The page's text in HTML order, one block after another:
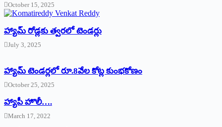
October 15, 2025
హ్యామ్‌ రోడ్లకు త్వరలో టెండర్లు
July 3, 2025
హ్యామ్‌ ‌టెండర్లలో రూ.8వేల కోట్ల కుంభకోణం
October 25, 2025
హ్యాపీ హొలీ….
March 17, 2022